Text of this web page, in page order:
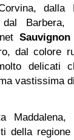
dalla
Barbera,
Sauvignon
dal colore
delicati
vastissima
Maddalena,
della regione